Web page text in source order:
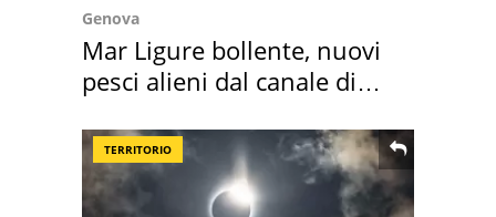
Genova
Mar Ligure bollente, nuovi
pesci alieni dal canale di
TERRITORIO